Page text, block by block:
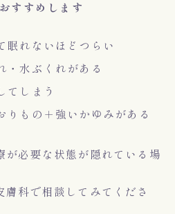
すすめします
眠れないほどつらい
・水ぶくれがある
てしまう
りもの＋強いかゆみがある
が必要な状態が隠れている場
科で相談してみてくださ